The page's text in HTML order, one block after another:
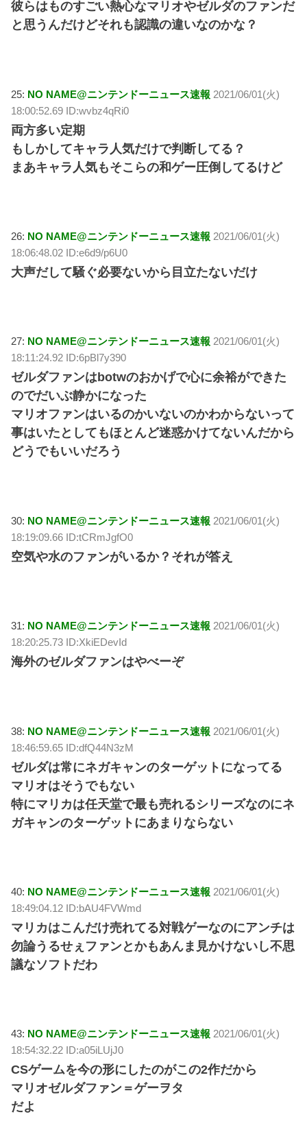
彼らはものすごい熱心なマリオやゼルダのファンだ
と思うんだけどそれも認識の違いなのかな？
25: NO NAME@ニンテンドーニュース速報 2021/06/01(火)
18:00:52.69 ID:wvbz4qRi0
両方多い定期
もしかしてキャラ人気だけで判断してる？
まあキャラ人気もそこらの和ゲー圧倒してるけど
26: NO NAME@ニンテンドーニュース速報 2021/06/01(火)
18:06:48.02 ID:e6d9/p6U0
大声だして騒ぐ必要ないから目立たないだけ
27: NO NAME@ニンテンドーニュース速報 2021/06/01(火)
18:11:24.92 ID:6pBl7y390
ゼルダファンはbotwのおかげで心に余裕ができた
のでだいぶ静かになった
マリオファンはいるのかいないのかわからないって
事はいたとしてもほとんど迷惑かけてないんだから
どうでもいいだろう
30: NO NAME@ニンテンドーニュース速報 2021/06/01(火)
18:19:09.66 ID:tCRmJgfO0
空気や水のファンがいるか？それが答え
31: NO NAME@ニンテンドーニュース速報 2021/06/01(火)
18:20:25.73 ID:XkiEDevId
海外のゼルダファンはやべーぞ
38: NO NAME@ニンテンドーニュース速報 2021/06/01(火)
18:46:59.65 ID:dfQ44N3zM
ゼルダは常にネガキャンのターゲットになってる
マリオはそうでもない
特にマリカは任天堂で最も売れるシリーズなのにネ
ガキャンのターゲットにあまりならない
40: NO NAME@ニンテンドーニュース速報 2021/06/01(火)
18:49:04.12 ID:bAU4FVWmd
マリカはこんだけ売れてる対戦ゲーなのにアンチは
勿論うるせぇファンとかもあんま見かけないし不思
議なソフトだわ
43: NO NAME@ニンテンドーニュース速報 2021/06/01(火)
18:54:32.22 ID:a05iLUjJ0
CSゲームを今の形にしたのがこの2作だから
マリオゼルダファン＝ゲーヲタ
だよ